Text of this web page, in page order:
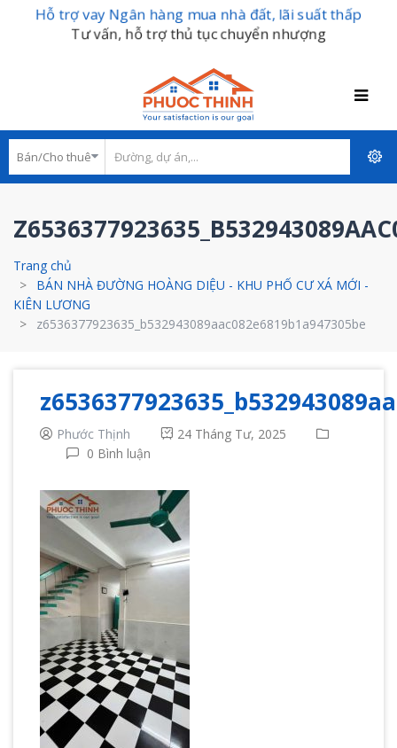
Hỗ trợ vay Ngân hàng mua nhà đất, lãi suất thấp
Tư vấn, hỗ trợ thủ tục chuyển nhượng
Trang chủ
BÁN NHÀ ĐƯỜNG HOÀNG DIỆU - KHU PHỐ CƯ XÁ MỚI -
KIÊN LƯƠNG
z6536377923635_b532943089aac082e6819b1a947305be
Phước Thịnh
24 Tháng Tư, 2025
0 Bình luận